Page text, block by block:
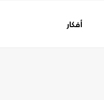
أفكار